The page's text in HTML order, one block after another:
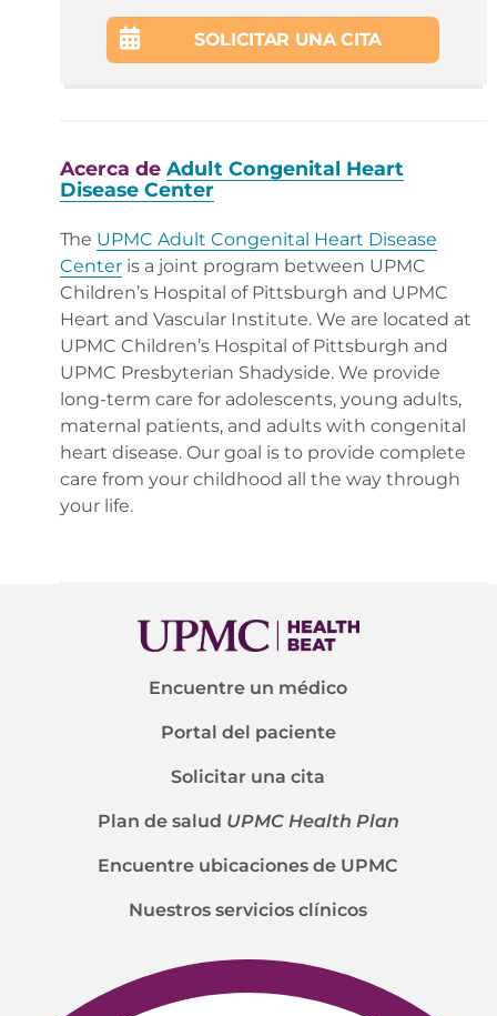
SOLICITAR UNA CITA
Acerca de Adult Congenital Heart
Disease Center
The UPMC Adult Congenital Heart Disease
Centeris a joint program between UPMC
Children’s Hospital of Pittsburgh and UPMC
Heart and Vascular Institute. We are located at
UPMC Children’s Hospital of Pittsburgh and
UPMC Presbyterian Shadyside. We provide
long-term care for adolescents, young adults,
maternal patients, and adults with congenital
heart disease. Our goal is to provide complete
care from your childhood all the way through
your life.
Encuentre un médico
Portal del paciente
Solicitar una cita
Plan de salud UPMC Health Plan
Encuentre ubicaciones de UPMC
Nuestros servicios clínicos